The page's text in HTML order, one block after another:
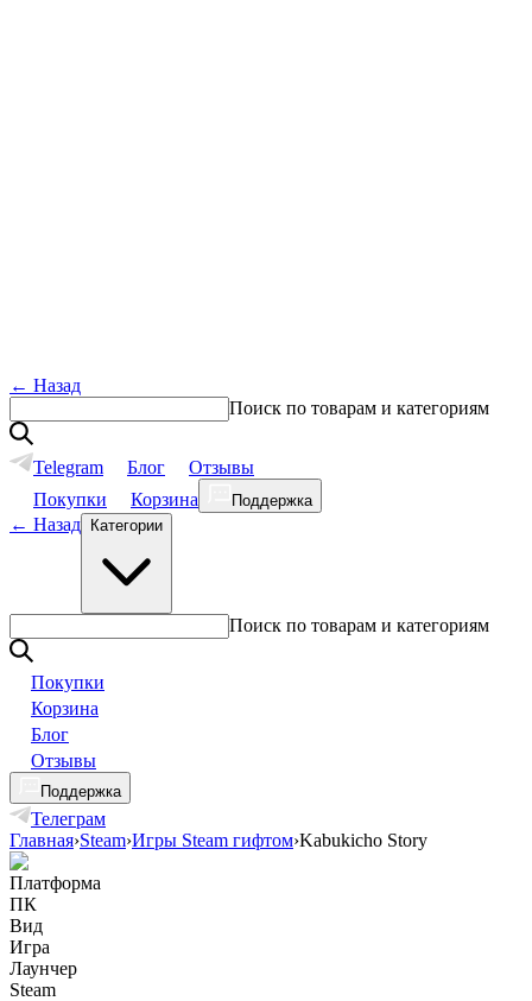
← Назад
Поиск по товарам и категориям
Telegram Блог
Отзывы
Покупки
Корзина Поддержка
← Назад Категории
Поиск по товарам и категориям
Покупки
Корзина
Блог
Отзывы
Поддержка
Телеграм
Главная›Steam›Игры Steam гифтом›Kabukicho Story
Платформа
ПК
Вид
Игра
Лаунчер
Steam